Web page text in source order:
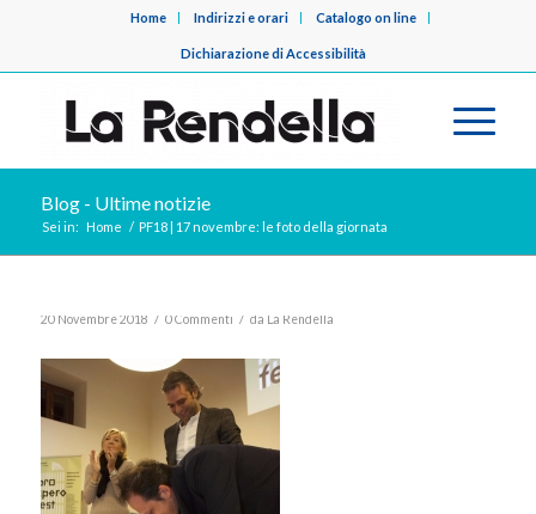
Home Indirizzi e orari Catalogo on line
Dichiarazione di Accessibilità
Blog - Ultime notizie
Sei in: Home / PF18 | 17 novembre: le foto della giornata
20 Novembre 2018 / 0 Commenti / da La Rendella